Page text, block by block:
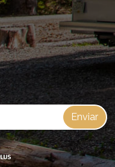
Enviar